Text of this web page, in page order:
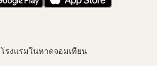
โรงแรมในหาดจอมเทียน